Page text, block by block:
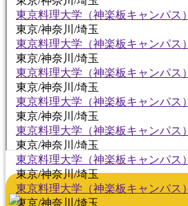
東京料理大学（神楽板キャンパス）
東京/神奈川/埼玉
東京料理大学（神楽板キャンパス）
東京/神奈川/埼玉
東京料理大学（神楽板キャンパス）
東京/神奈川/埼玉
東京料理大学（神楽板キャンパス）
東京/神奈川/埼玉
東京料理大学（神楽板キャンパス）
東京/神奈川/埼玉
東京料理大学（神楽板キャンパス）
東京/神奈川/埼玉
東京料理大学（神楽板キャンパス）
東京/神奈川/埼玉